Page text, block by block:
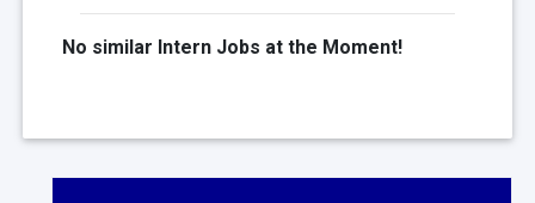
No similar Intern Jobs at the Moment!